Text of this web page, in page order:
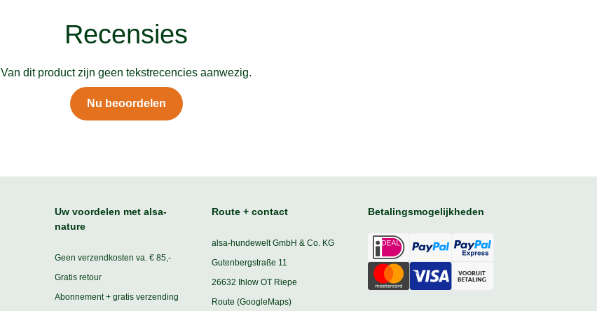
Recensies
Van dit product zijn geen tekstrecencies aanwezig.
Nu beoordelen
Uw voordelen met alsa-
nature
Geen verzendkosten va. € 85,-
Gratis retour
Abonnement + gratis verzending
Route + contact
alsa-hundewelt GmbH & Co. KG
Gutenbergstraße 11
26632 Ihlow OT Riepe
Route (GoogleMaps)
Betalingsmogelijkheden